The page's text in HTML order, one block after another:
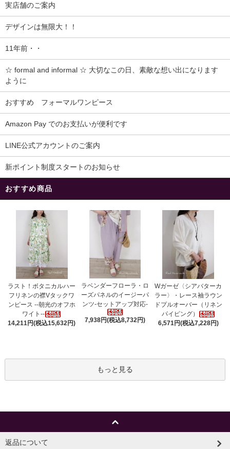
実店舗のご案内
デザインは無限大！！
11年前・・
☆ formal and informal ☆ 大切なこの日、素敵な想い出になります
ように
おすすめ フォーマルワンピース
Amazon Pay でのお支払いが便利です
LINE公式アカウントのご案内
新ポイント制度スタートのお知らせ
おすすめ商品
ラスト！ボタニカルハー
フリネンの襟Vタックワ
ンピース --朝光のオフホ
ワイト--
14,211円(税込15,632円)
ラベンダーフローラ・ロ
ーズパネルのイージーパ
ンツ-セットアップ対応-
7,938円(税込8,732円)
Wガーゼ〈シアバターカ
ラー〉・レース袖ラウン
ドプルオーバー（リネン
パイピング）
6,571円(税込7,228円)
もっと見る
返品について